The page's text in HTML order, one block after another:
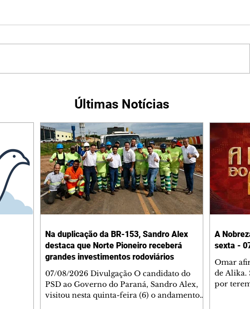
Últimas Notícias
Na duplicação da BR-153, Sandro Alex
destaca que Norte Pioneiro receberá
grandes investimentos rodoviários
07/08/2026 Divulgação O candidato do
PSD ao Governo do Paraná, Sandro Alex,
visitou nesta quinta-feira (6) o andamento
A
sexta -
Omar
de Alika.
por